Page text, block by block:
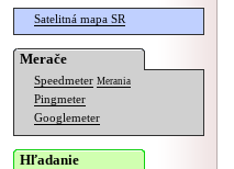
Satelitná mapa SR
Merače
Speedmeter Merania
Pingmeter
Googlemeter
Hľadanie